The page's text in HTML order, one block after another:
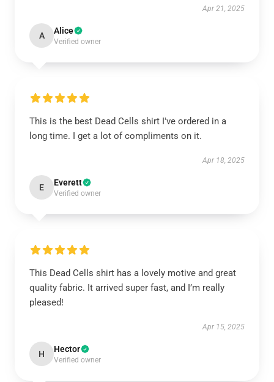
Apr 21, 2025
A Alice
Verified owner
This is the best Dead Cells shirt I've ordered in a
long time. I get a lot of compliments on it.
Apr 18, 2025
E Everett
Verified owner
This Dead Cells shirt has a lovely motive and great
quality fabric. It arrived super fast, and I’m really
pleased!
Apr 15, 2025
H Hector
Verified owner